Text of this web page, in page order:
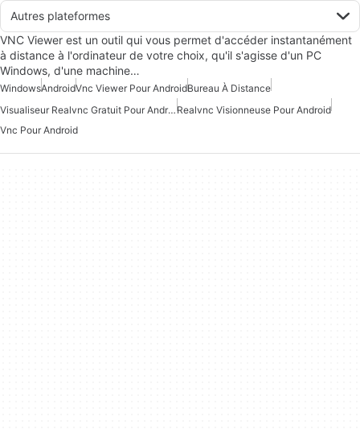
Autres plateformes
VNC Viewer est un outil qui vous permet d'accéder instantanément
à distance à l'ordinateur de votre choix, qu'il s'agisse d'un PC
Windows, d'une machine…
WindowsAndroidVnc Viewer Pour AndroidBureau À Distance
Visualiseur Realvnc Gratuit Pour AndroidRealvnc Visionneuse Pour Android
Vnc Pour Android